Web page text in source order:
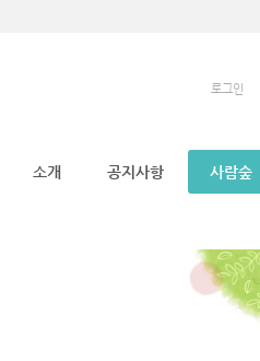
로그인
소개 공지사항 사람숲